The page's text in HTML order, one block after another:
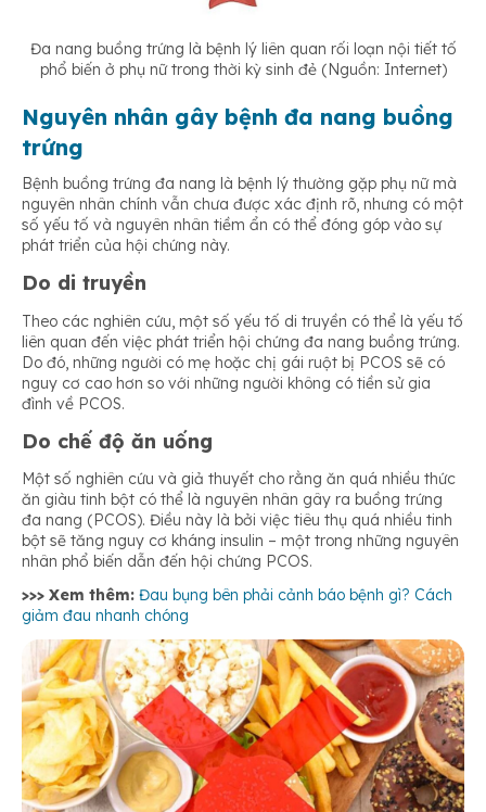
Đa nang buồng trứng là bệnh lý liên quan rối loạn nội tiết tố
phổ biến ở phụ nữ trong thời kỳ sinh đẻ (Nguồn: Internet)
Nguyên nhân gây bệnh đa nang buồng
trứng
Bệnh buồng trứng đa nang là bệnh lý thường gặp phụ nữ mà
nguyên nhân chính vẫn chưa được xác định rõ, nhưng có một
số yếu tố và nguyên nhân tiềm ẩn có thể đóng góp vào sự
phát triển của hội chứng này.
Do di truyền
Theo các nghiên cứu, một số yếu tố di truyền có thể là yếu tố
liên quan đến việc phát triển hội chứng đa nang buồng trứng.
Do đó, những người có mẹ hoặc chị gái ruột bị PCOS sẽ có
nguy cơ cao hơn so với những người không có tiền sử gia
đình về PCOS.
Do chế độ ăn uống
Một số nghiên cứu và giả thuyết cho rằng ăn quá nhiều thức
ăn giàu tinh bột có thể là nguyên nhân gây ra buồng trứng
đa nang (PCOS). Điều này là bởi việc tiêu thụ quá nhiều tinh
bột sẽ tăng nguy cơ kháng insulin – một trong những nguyên
nhân phổ biến dẫn đến hội chứng PCOS.
>>> Xem thêm: Đau bụng bên phải cảnh báo bệnh gì? Cách
giảm đau nhanh chóng